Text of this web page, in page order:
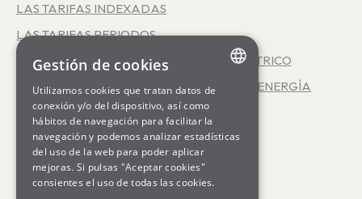
LAS TARIFAS INDEXADAS
LAS TARIFAS PERIODOS
REPRESENTACIÓN EN EL MERCADO ELÉCTRICO
EFICIENCIA ENERGÉTICA - SERVICIO INFOENERGÍA
GENERATION kWh
LA COOPERATIVA SOM ENERGIA
LAS TARIFAS 3.0TD
LAS TARIFAS DE ALTA TENSIÓN
ENGLISH
SPANISH
GL
BASQUE
Gestión de cookies
Utilizamos cookies que tratan datos de
conexión y/o del dispositivo, así como
hábitos de navegación para facilitar la
navegación y podemos analizar estadísticas
del uso de la web para poder aplicar
mejoras. Si pulsas "Aceptar cookies"
consientes el uso de todas las cookies.